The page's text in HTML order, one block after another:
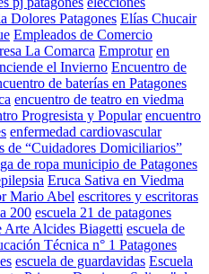
Dolores Patagones Elías Chucair
Empleados de Comercio
La Comarca Emprotur en
el Invierno Encuentro de
de baterías en Patagones
encuentro de teatro en viedma
Progresista y Popular encuentro
enfermedad cardiovascular
de “Cuidadores Domiciliarios”
de ropa municipio de Patagones
Eruca Sativa en Viedma
Mario Abel escritores y escritoras
200 escuela 21 de patagones
Arte Alcides Biagetti escuela de
Técnica n° 1 Patagones
escuela de guardavidas Escuela